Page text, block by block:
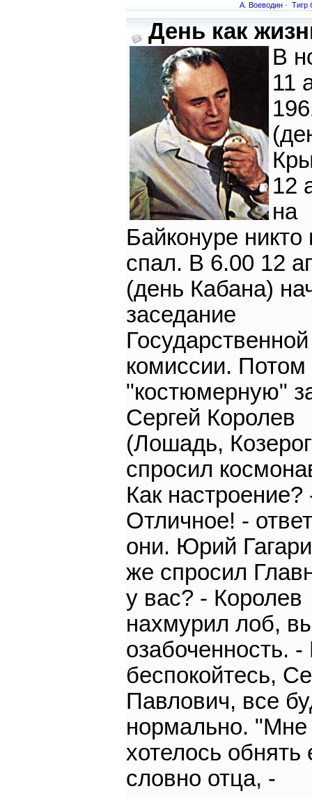
А. Воеводин · Тигр
День как
В
11
12
на
Байконуре никто
спал. В 6.00 12
(день Кабана)
заседание
Государственной
комиссии. Потом
"костюмерную"
Сергей Королев
(Лошадь,
спросил
Как настроение?
Отличное! -
они. Юрий
же спросил
у вас? - Королев
нахмурил лоб,
озабоченность.
беспокойтесь,
Павлович, все
нормально. "Мне
хотелось обнять
словно отца, -